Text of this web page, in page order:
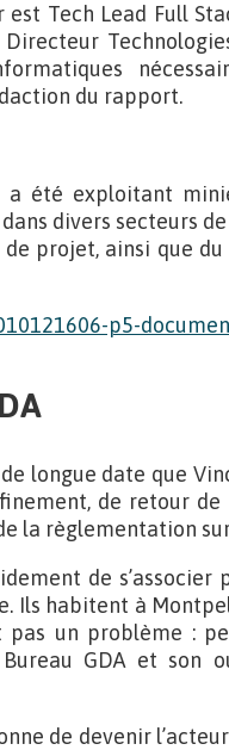
est Tech Lead Full
du rapport.
a été exploitant
divers secteurs de
de projet, ainsi que
longue date que
de retour de
la règlementation
de s’associer
Ils habitent à
pas un problème :
GDA et son
de devenir